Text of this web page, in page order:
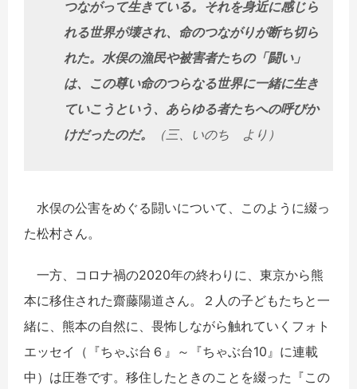
つながって生きている。それを身近に感じら
れる世界が壊され、命のつながりが断ち切ら
れた。水俣の漁民や被害者たちの「闘い」
は、この尊い命のつらなる世界に一緒に生き
ていこうという、あらゆる者たちへの呼びか
けだったのだ。
（三、いのち より）
水俣の公害をめぐる闘いについて、このように綴っ
た松村さん。
一方、コロナ禍の2020年の終わりに、東京から熊
本に移住された齋藤陽道さん。２人の子どもたちと一
緒に、熊本の自然に、畏怖しながら触れていくフォト
エッセイ（『ちゃぶ台６』～『ちゃぶ台10』に連載
中）は圧巻です。移住したときのことを綴った『この